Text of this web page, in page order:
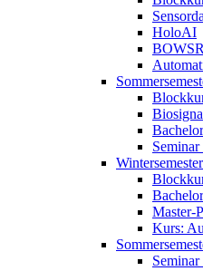
HoloAI
Master-
Kurs: